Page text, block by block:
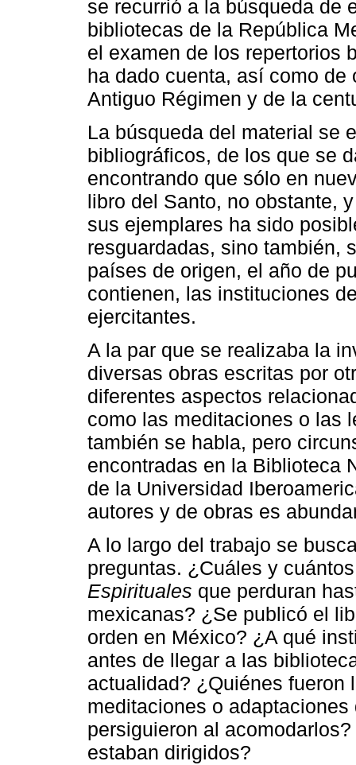
se recurrió a la búsqueda de
bibliotecas de la República
el examen de los repertorios
ha dado cuenta, así como
Antiguo Régimen y de la
La búsqueda del material se
bibliográficos, de los que se
encontrando que sólo en
libro del Santo, no obstante,
sus ejemplares ha sido
resguardadas, sino también,
países de origen, el año de
contienen, las instituciones
ejercitantes.
A la par que se realizaba la
diversas obras escritas por
diferentes aspectos
como las meditaciones o las
también se habla, pero
encontradas en la Biblioteca
de la Universidad
autores y de obras es
A lo largo del trabajo se
preguntas. ¿Cuáles y
Espirituales que perduran
mexicanas? ¿Se publicó el
orden en México? ¿A qué
antes de llegar a las
actualidad? ¿Quiénes fueron
meditaciones o
persiguieron al
estaban dirigidos?